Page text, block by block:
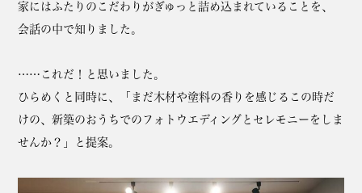
家にはふたりのこだわりがぎゅっと詰め込まれていることを、
会話の中で知りました。
……これだ！と思いました。
ひらめくと同時に、「まだ木材や塗料の香りを感じるこの時だ
けの、新築のおうちでのフォトウエディングとセレモニーをしま
せんか？」と提案。